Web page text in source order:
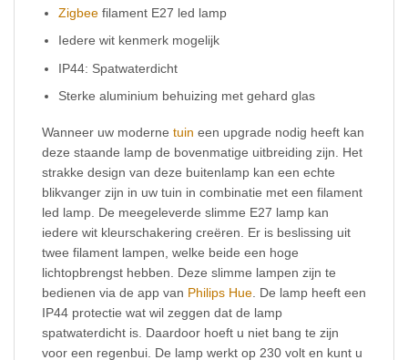
Zigbee filament E27 led lamp
Iedere wit kenmerk mogelijk
IP44: Spatwaterdicht
Sterke aluminium behuizing met gehard glas
Wanneer uw moderne tuin een upgrade nodig heeft kan
deze staande lamp de bovenmatige uitbreiding zijn. Het
strakke design van deze buitenlamp kan een echte
blikvanger zijn in uw tuin in combinatie met een filament
led lamp. De meegeleverde slimme E27 lamp kan
iedere wit kleurschakering creëren. Er is beslissing uit
twee filament lampen, welke beide een hoge
lichtopbrengst hebben. Deze slimme lampen zijn te
bedienen via de app van Philips Hue. De lamp heeft een
IP44 protectie wat wil zeggen dat de lamp
spatwaterdicht is. Daardoor hoeft u niet bang te zijn
voor een regenbui. De lamp werkt op 230 volt en kunt u